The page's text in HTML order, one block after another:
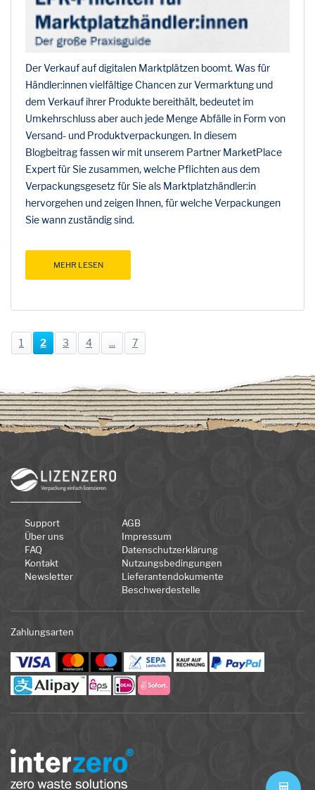
Der Verkauf auf digitalen Marktplätzen boomt. Was für
Händler:innen vielfältige Chancen zur Vermarktung und
dem Verkauf ihrer Produkte bereithält, bedeutet im
Umkehrschluss aber auch jede Menge Abfälle in Form von
Versand- und Produktverpackungen. In diesem
Blogbeitrag fassen wir mit unserem Partner MarketPlace
Expert für Sie zusammen, welche Pflichten aus dem
Verpackungsgesetz für Sie als Marktplatzhändler:in
hervorgehen und zeigen Ihnen, für welche Verpackungen
Sie wann zuständig sind.
MEHR LESEN
1 2 3 4 ... 7
Support
Über uns
FAQ
Kontakt
Newsletter
AGB
Impressum
Datenschutzerklärung
Nutzungsbedingungen
Lieferantendokumente
Beschwerdestelle
Zahlungsarten